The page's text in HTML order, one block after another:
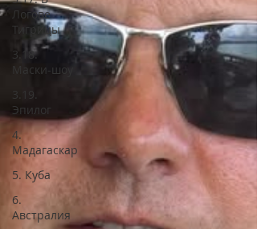
Логове
Тигрицы
3.18.
Маски-шоу
3.19.
Эпилог
4.
Мадагаскар
5. Куба
6.
Австралия